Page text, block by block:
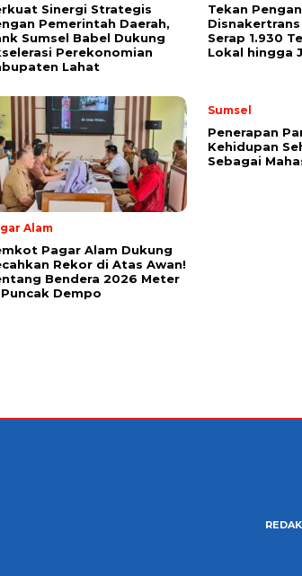
Sinergi Strategis
Pemerintah Daerah,
Sumsel Babel Dukung
Perekonomian
Lahat
Tekan
Serap 1.930
Lokal hingga
Alam
Pagar Alam Dukung
Rekor di Atas Awan!
Bendera 2026 Meter
Dempo
Sumsel
Penerapan
Kehidupan
Sebagai